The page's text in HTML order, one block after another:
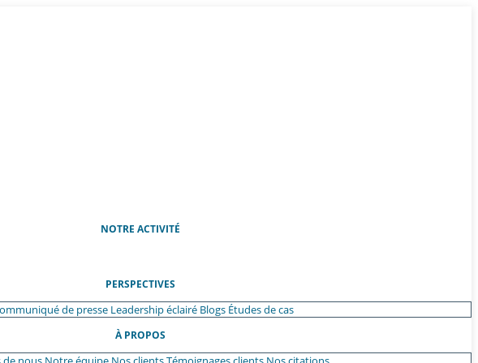
NOTRE ACTIVITÉ
PERSPECTIVES
de presse Leadership éclairé Blogs Études de cas
À PROPOS